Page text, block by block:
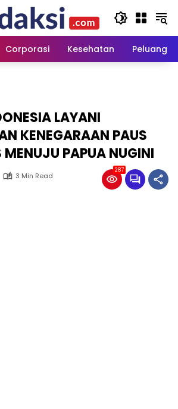
Corporasi Kesehatan Peluang
LAYANI
KENEGARAAN PAUS
MENUJU PAPUA NUGINI
3 Min Read
287